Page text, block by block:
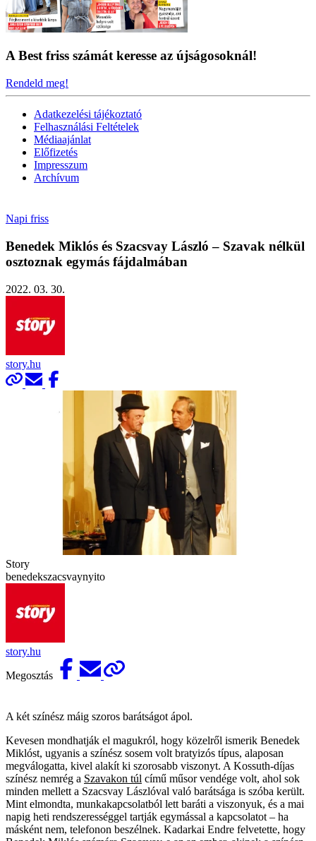
A Best friss számát keresse az újságosoknál!
Rendeld meg!
Adatkezelési tájékoztató
Felhasználási Feltételek
Médiaajánlat
Előfizetés
Impresszum
Archívum
Napi friss
Benedek Miklós és Szacsvay László – Szavak nélkül
osztoznak egymás fájdalmában
2022. 03. 30.
story.hu
Story
benedekszacsvaynyito
story.hu
Megosztás
A két színész máig szoros barátságot ápol.
Kevesen mondhatják el magukról, hogy közelről ismerik Benedek
Miklóst, ugyanis a színész sosem volt bratyizós típus, alaposan
megválogatta, kivel alakít ki szorosabb viszonyt. A Kossuth-díjas
színész nemrég a Szavakon túl című műsor vendége volt, ahol sok
minden mellett a Szacsvay Lászlóval való barátsága is szóba került.
Mint elmondta, munkakapcsolatból lett baráti a viszonyuk, és a mai
napig heti rendszerességgel tartják egymással a kapcsolatot – ha
másként nem, telefonon beszélnek. Kadarkai Endre felvetette, hogy